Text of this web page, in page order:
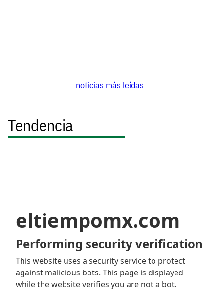
noticias más leídas
Tendencia